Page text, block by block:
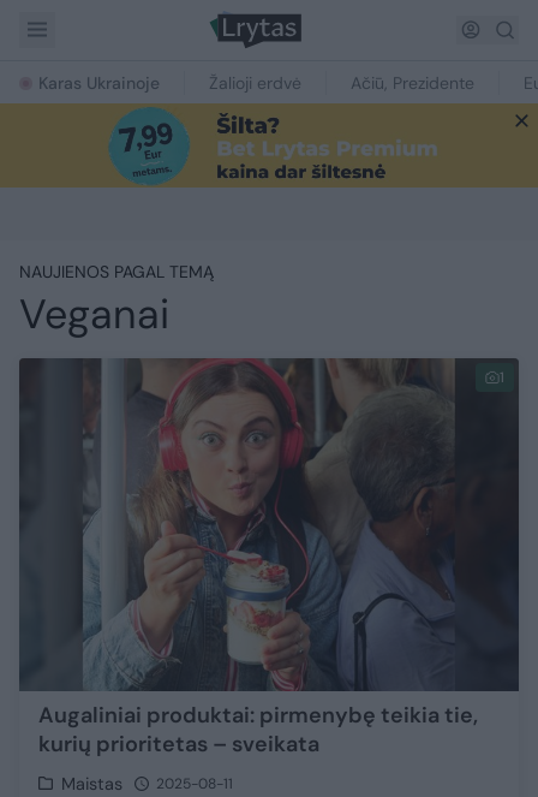
Karas Ukrainoje Žalioji erdvė Ačiū, Prezidente
NAUJIENOS PAGAL TEMĄ
Veganai
1
Augaliniai produktai: pirmenybę teikia tie,
kurių prioritetas – sveikata
Maistas 2025-08-11